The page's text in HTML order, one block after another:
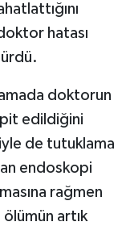
hatası
doktorun
edildiğini
de tutuklama
endoskopi
rağmen
artık